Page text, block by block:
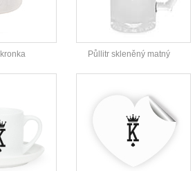
Půllitr skleněný matný